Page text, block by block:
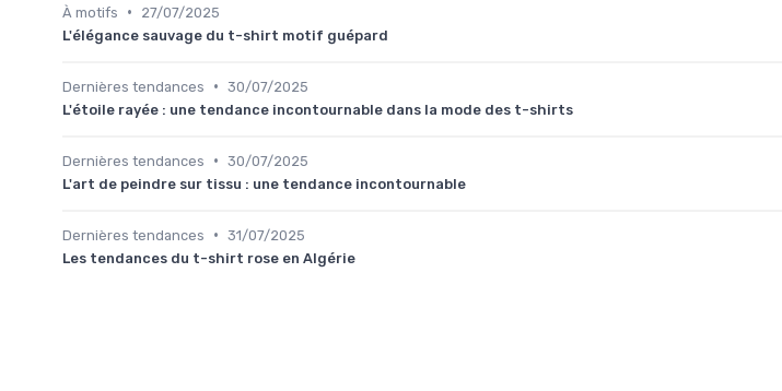
À motifs •
27/07/2025
L'élégance sauvage du t-shirt motif guépard
Dernières tendances • 30/07/2025
L'étoile rayée : une tendance incontournable dans la mode des t-shirts
Dernières tendances • 30/07/2025
L'art de peindre sur tissu : une tendance incontournable
Dernières tendances • 31/07/2025
Les tendances du t-shirt rose en Algérie